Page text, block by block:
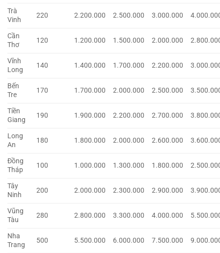
Trà
Vinh
220 2.200.000 2.500.000 3.000.000
Cần
Thơ
120 1.200.000 1.500.000 2.000.000
Vĩnh
Long
140 1.400.000 1.700.000 2.200.000
Bến
Tre
170 1.700.000 2.000.000 2.500.000
Tiền
Giang
190 1.900.000 2.200.000 2.700.000
Long
An
180 1.800.000 2.000.000 2.600.000
Đồng
Tháp
100 1.000.000 1.300.000 1.800.000
Tây
Ninh
200 2.000.000 2.300.000 2.900.000
Vũng
Tàu
280 2.800.000 3.300.000 4.000.000
Nha
Trang
500 5.500.000 6.000.000 7.500.000